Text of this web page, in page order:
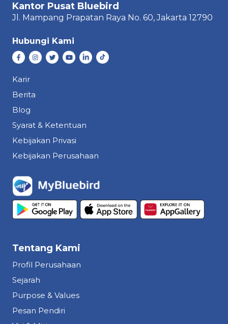
Kantor Pusat Bluebird
Jl. Mampang Prapatan Raya No. 60,Jakarta 12790
Hubungi Kami
Karir
Berita
Blog
Syarat & Ketentuan
Kebijakan Privasi
Kebijakan Perusahaan
Tentang Kami
Profil Perusahaan
Sejarah
Purpose & Values
Pesan Pendiri